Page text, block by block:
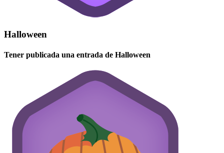
Halloween
Tener publicada una entrada de Halloween